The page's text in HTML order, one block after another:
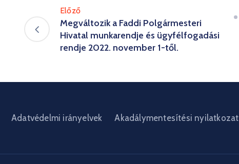
Előző
Megváltozik a Faddi Polgármesteri
Hivatal munkarendje és ügyfélfogadási
rendje 2022. november 1-től.
Adatvédelmi irányelvek Akadálymentesítési nyilatkozat